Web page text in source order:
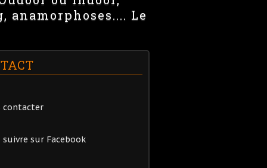
Le
contacter
suivre sur Facebook